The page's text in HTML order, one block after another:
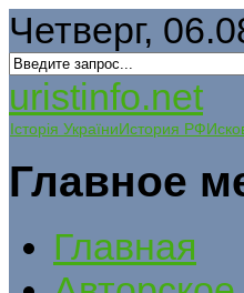
Четверг,
uristinfo.net
Історія УкраїниИстория РФ
Главное
Главная